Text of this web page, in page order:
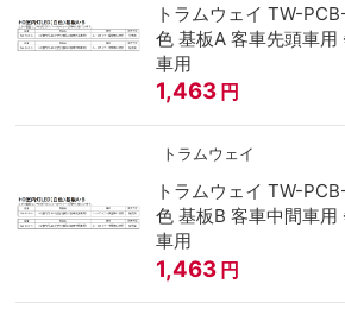
トラムウェイ TW-
色 基板A 客車先頭車
車用
1,463 円
トラムウェイ
トラムウェイ TW-
色 基板B 客車中間車
車用
1,463 円